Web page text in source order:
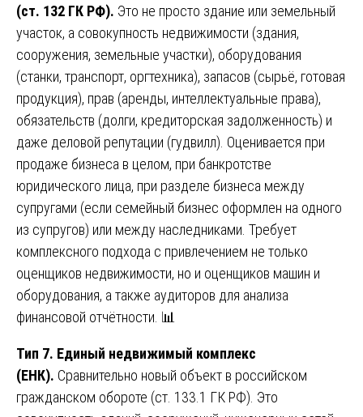
(ст. 132 ГК РФ). Это не просто здание или земельный
участок, а совокупность недвижимости (здания,
сооружения, земельные участки), оборудования
(станки, транспорт, оргтехника), запасов (сырьё, готовая
продукция), прав (аренды, интеллектуальные права),
обязательств (долги, кредиторская задолженность) и
даже деловой репутации (гудвилл). Оценивается при
продаже бизнеса в целом, при банкротстве
юридического лица, при разделе бизнеса между
супругами (если семейный бизнес оформлен на одного
из супругов) или между наследниками. Требует
комплексного подхода с привлечением не только
оценщиков недвижимости, но и оценщиков машин и
оборудования, а также аудиторов для анализа
финансовой отчётности. 📊
Тип 7. Единый недвижимый комплекс
(ЕНК). Сравнительно новый объект в российском
гражданском обороте (ст. 133.1 ГК РФ). Это